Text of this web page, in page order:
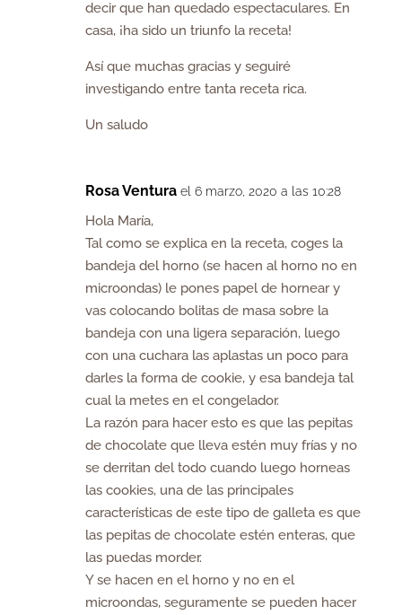
decir que han quedado espectaculares. En
casa, ¡ha sido un triunfo la receta!
Así que muchas gracias y seguiré
investigando entre tanta receta rica.
Un saludo
Rosa Ventura el 6 marzo, 2020 a las 10:28
Hola María,
Tal como se explica en la receta, coges la
bandeja del horno (se hacen al horno no en
microondas) le pones papel de hornear y
vas colocando bolitas de masa sobre la
bandeja con una ligera separación, luego
con una cuchara las aplastas un poco para
darles la forma de cookie, y esa bandeja tal
cual la metes en el congelador.
La razón para hacer esto es que las pepitas
de chocolate que lleva estén muy frías y no
se derritan del todo cuando luego horneas
las cookies, una de las principales
características de este tipo de galleta es que
las pepitas de chocolate estén enteras, que
las puedas morder.
Y se hacen en el horno y no en el
microondas, seguramente se pueden hacer